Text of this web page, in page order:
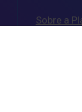
Sobre a